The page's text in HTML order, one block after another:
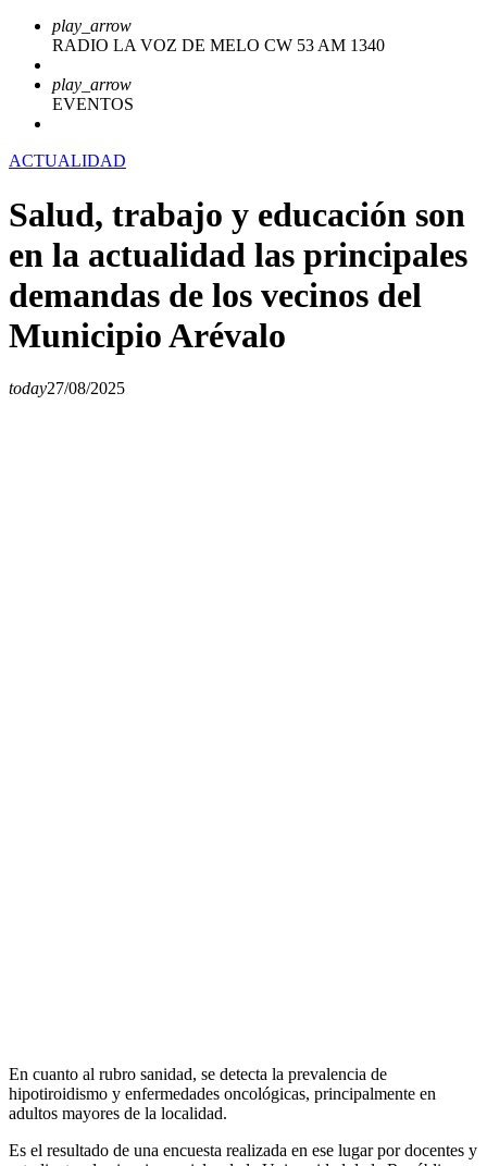
play_arrow
RADIO LA VOZ DE MELO CW 53 AM 1340
play_arrow
EVENTOS
ACTUALIDAD
Salud, trabajo y educación son
en la actualidad las principales
demandas de los vecinos del
Municipio Arévalo
today27/08/2025
En cuanto al rubro sanidad, se detecta la prevalencia de
hipotiroidismo y enfermedades oncológicas, principalmente en
adultos mayores de la localidad.
Es el resultado de una encuesta realizada en ese lugar por docentes y